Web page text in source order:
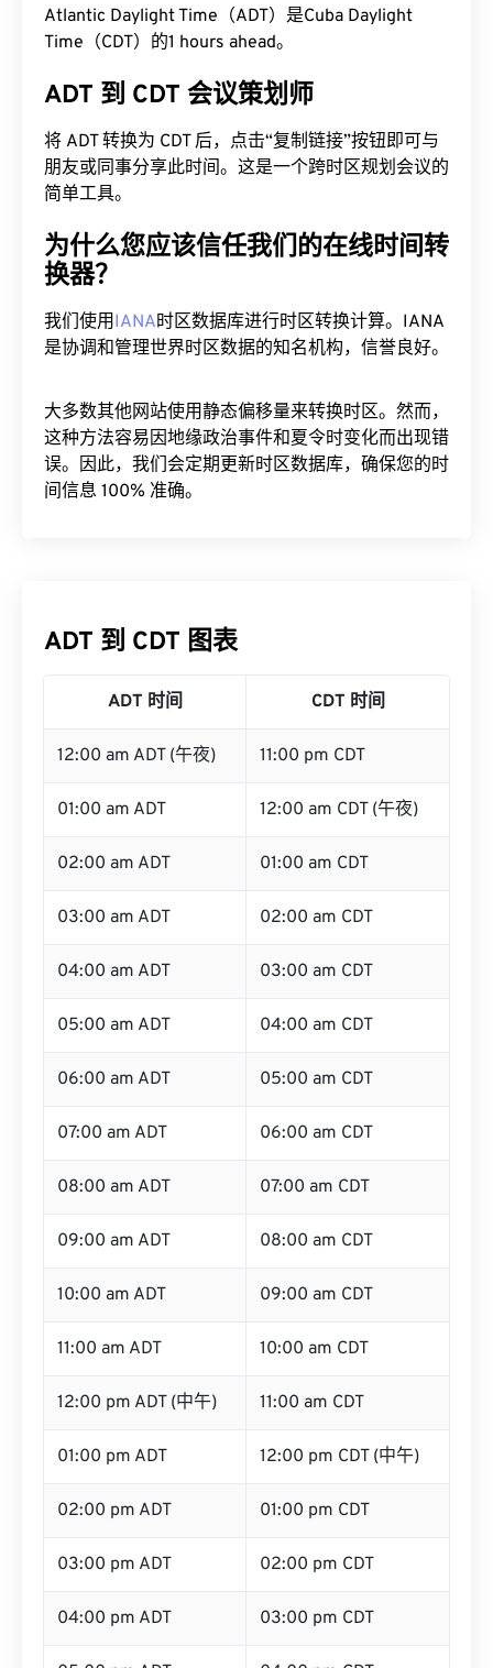
Atlantic Daylight Time（ADT）是Cuba Daylight
Time（CDT）的1 hours ahead。
ADT 到 CDT 会议策划师
将 ADT 转换为 CDT 后，点击“复制链接”按钮即可与
朋友或同事分享此时间。这是一个跨时区规划会议的
简单工具。
为什么您应该信任我们的在线时间转
换器？
我们使用IANA时区数据库进行时区转换计算。IANA
是协调和管理世界时区数据的知名机构，信誉良好。
大多数其他网站使用静态偏移量来转换时区。然而，
这种方法容易因地缘政治事件和夏令时变化而出现错
误。因此，我们会定期更新时区数据库，确保您的时
间信息 100% 准确。
ADT 到 CDT 图表
ADT 时间 CDT 时间
12:00 am ADT (午夜) 11:00 pm CDT
01:00 am ADT 12:00 am CDT (午夜)
02:00 am ADT 01:00 am CDT
03:00 am ADT 02:00 am CDT
04:00 am ADT 03:00 am CDT
05:00 am ADT 04:00 am CDT
06:00 am ADT 05:00 am CDT
07:00 am ADT 06:00 am CDT
08:00 am ADT 07:00 am CDT
09:00 am ADT 08:00 am CDT
10:00 am ADT 09:00 am CDT
11:00 am ADT 10:00 am CDT
12:00 pm ADT (中午) 11:00 am CDT
01:00 pm ADT 12:00 pm CDT (中午)
02:00 pm ADT 01:00 pm CDT
03:00 pm ADT 02:00 pm CDT
04:00 pm ADT 03:00 pm CDT